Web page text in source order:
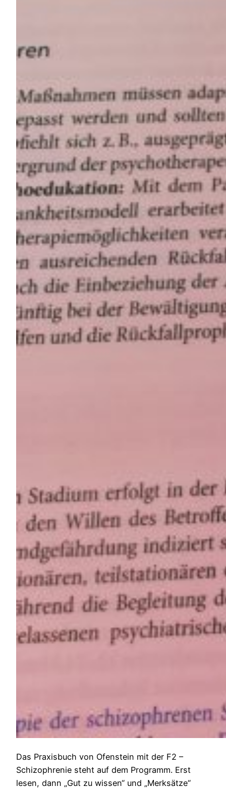
Das Praxisbuch von Ofenstein mit der F2 –
Schizophrenie steht auf dem Programm. Erst
lesen, dann „Gut zu wissen“ und „Merksätze“